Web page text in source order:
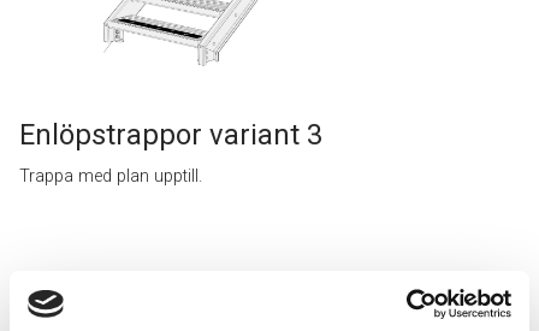
Enlöpstrappor variant 3
Trappa med plan upptill.